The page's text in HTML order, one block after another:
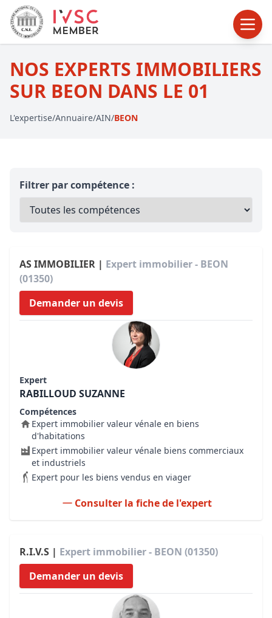
NOS EXPERTS IMMOBILIERS
SUR BEON DANS LE 01
L'expertise/Annuaire/AIN/BEON
Filtrer par compétence :
AS IMMOBILIER | Expert immobilier - BEON
(01350)
Demander un devis
Expert
RABILLOUD SUZANNE
Compétences
Expert immobilier valeur vénale en biens
d'habitations
Expert immobilier valeur vénale biens commerciaux
et industriels
Expert pour les biens vendus en viager
Consulter la fiche de l'expert
R.I.V.S | Expert immobilier - BEON (01350)
Demander un devis